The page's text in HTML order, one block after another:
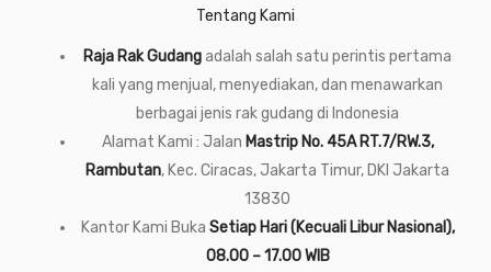
Tentang Kami
Raja Rak Gudangadalah salah satu perintis pertama
kali yang menjual, menyediakan, dan menawarkan
berbagai jenis rak gudang di Indonesia
Alamat Kami : Jalan Mastrip No. 45A RT.7/RW.3,
Rambutan, Kec. Ciracas, Jakarta Timur, DKI Jakarta
13830
Kantor Kami Buka Setiap Hari (Kecuali Libur Nasional),
08.00 – 17.00 WIB